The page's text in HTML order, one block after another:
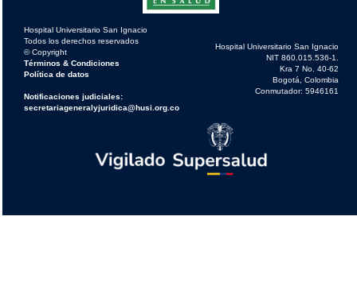
Hospital Universitario San Ignacio
Todos los derechos reservados
© Copyright
Términos & Condiciones
Política de datos
Notificaciones judiciales:
secretariageneralyjuridica@husi.org.co
Hospital Universitario San Ignacio
NIT 860.015.536-1.
Kra 7 No. 40-62
Bogotá, Colombia
Conmutador: 5946161